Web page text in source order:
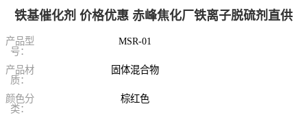
铁基催化剂 价格优惠 赤峰焦化厂铁离子脱硫剂直供
产品型
号：
MSR-01
产品材
质：
固体混合物
颜色分
类：
棕红色
硫催化剂
液相氧化还原脱
硫补充剂
油气集输用天然